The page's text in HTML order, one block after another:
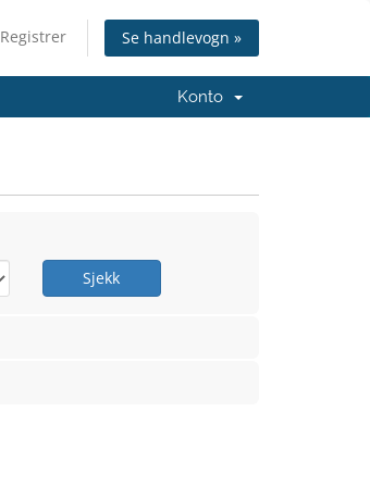
Registrer Se handlevogn »
Konto
Sjekk